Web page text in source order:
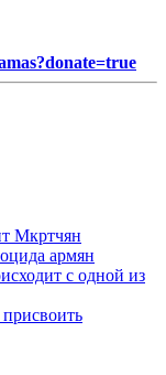
Мкртчян
армян
с одной из